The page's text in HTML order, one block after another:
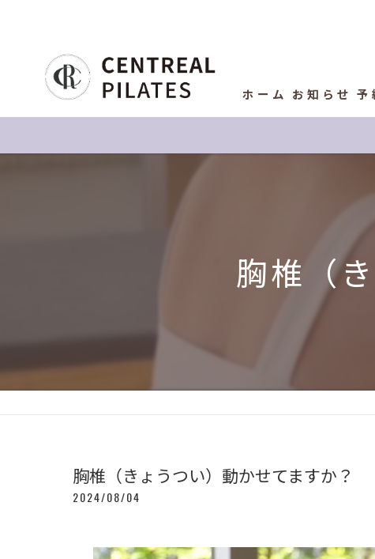
ホーム お知らせ 予
胸椎（
胸椎（きょうつい）動かせてますか？
2024/08/04